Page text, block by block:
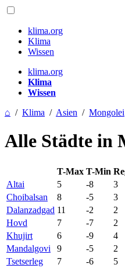
klima.org
Klima
Wissen
klima.org
Klima
Wissen
⌂ / Klima / Asien / Mongolei
Alle Städte in
T-Max T-Min
Altai
5 -8 3
Choibalsan
8 -5 3
Dalanzadgad 11 -2 2
Hovd
7 -7 2
Khujirt
6 -9 4
Mandalgovi
9 -5 2
Tsetserleg
7 -6 5